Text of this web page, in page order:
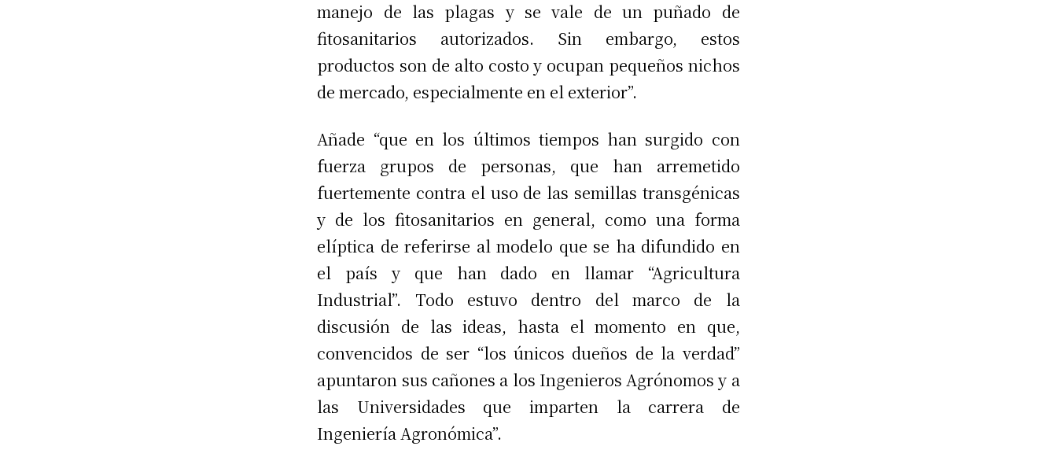
manejo de las plagas y se vale de un puñado de
fitosanitarios autorizados. Sin embargo, estos
productos son de alto costo y ocupan pequeños nichos
de mercado, especialmente en el exterior”.
Añade “que en los últimos tiempos han surgido con
fuerza grupos de personas, que han arremetido
fuertemente contra el uso de las semillas transgénicas
y de los fitosanitarios en general, como una forma
elíptica de referirse al modelo que se ha difundido en
el país y que han dado en llamar “Agricultura
Industrial”. Todo estuvo dentro del marco de la
discusión de las ideas, hasta el momento en que,
convencidos de ser “los únicos dueños de la verdad”
apuntaron sus cañones a los Ingenieros Agrónomos y a
las Universidades que imparten la carrera de
Ingeniería Agronómica”.